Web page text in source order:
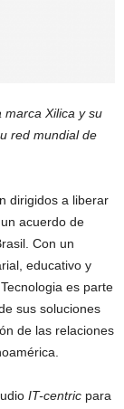
marca Xilica y su
red mundial de
dirigidos a liberar
acuerdo de
Con un
educativo y
es parte
sus soluciones
de las relaciones
IT-centric para